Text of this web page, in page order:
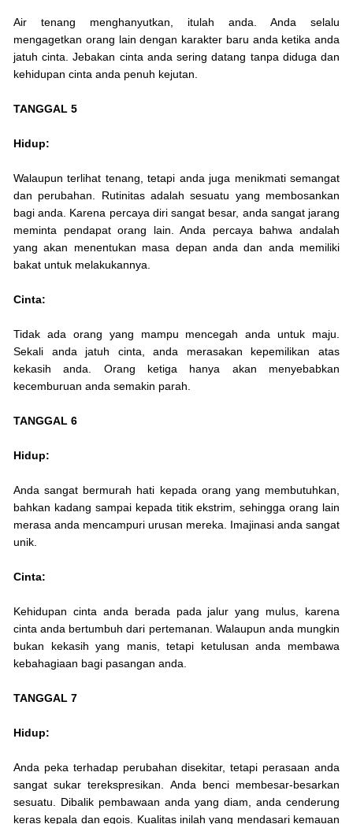
Air tenang menghanyutkan, itulah anda. Anda selalu
mengagetkan orang lain dengan karakter baru anda ketika anda
jatuh cinta. Jebakan cinta anda sering datang tanpa diduga dan
kehidupan cinta anda penuh kejutan.
TANGGAL 5
Hidup:
Walaupun terlihat tenang, tetapi anda juga menikmati semangat
dan perubahan. Rutinitas adalah sesuatu yang membosankan
bagi anda. Karena percaya diri sangat besar, anda sangat jarang
meminta pendapat orang lain. Anda percaya bahwa andalah
yang akan menentukan masa depan anda dan anda memiliki
bakat untuk melakukannya.
Cinta:
Tidak ada orang yang mampu mencegah anda untuk maju.
Sekali anda jatuh cinta, anda merasakan kepemilikan atas
kekasih anda. Orang ketiga hanya akan menyebabkan
kecemburuan anda semakin parah.
TANGGAL 6
Hidup:
Anda sangat bermurah hati kepada orang yang membutuhkan,
bahkan kadang sampai kepada titik ekstrim, sehingga orang lain
merasa anda mencampuri urusan mereka. Imajinasi anda sangat
unik.
Cinta:
Kehidupan cinta anda berada pada jalur yang mulus, karena
cinta anda bertumbuh dari pertemanan. Walaupun anda mungkin
bukan kekasih yang manis, tetapi ketulusan anda membawa
kebahagiaan bagi pasangan anda.
TANGGAL 7
Hidup:
Anda peka terhadap perubahan disekitar, tetapi perasaan anda
sangat sukar terekspresikan. Anda benci membesar-besarkan
sesuatu. Dibalik pembawaan anda yang diam, anda cenderung
keras kepala dan egois. Kualitas inilah yang mendasari kemauan